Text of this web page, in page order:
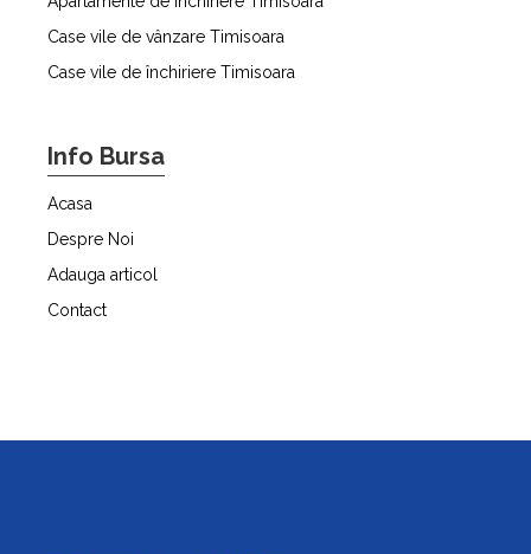
Case vile de vânzare Timisoara
Case vile de închiriere Timisoara
Info Bursa
Acasa
Despre Noi
Adauga articol
Contact